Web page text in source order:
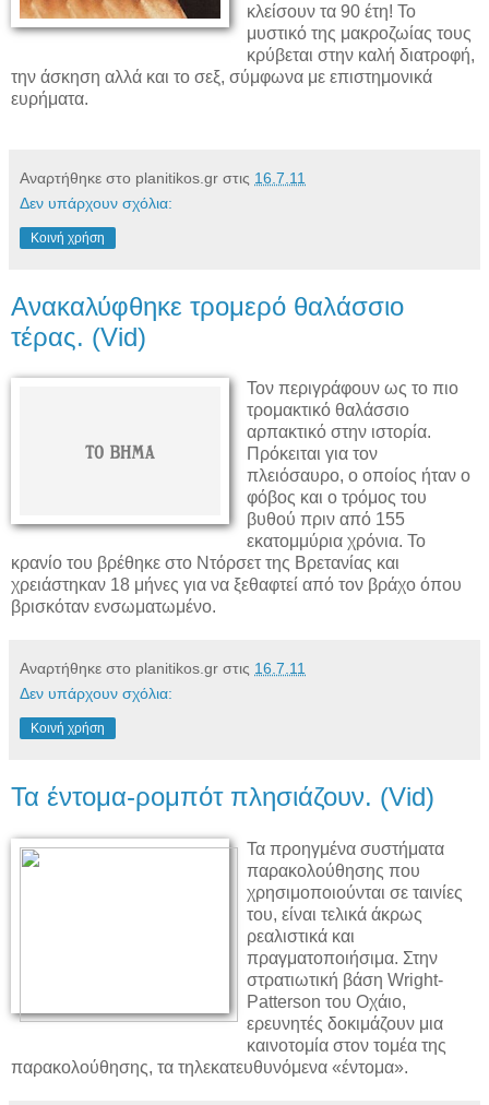
κλείσουν τα 90 έτη! Το
μυστικό της μακροζωίας τους
κρύβεται στην καλή διατροφή,
την άσκηση αλλά και το σεξ, σύμφωνα με επιστημονικά
ευρήματα.
Αναρτήθηκε στο planitikos.gr στις 16.7.11
Δεν υπάρχουν σχόλια:
Κοινή χρήση
Ανακαλύφθηκε τρομερό θαλάσσιο
τέρας. (Vid)
Τον περιγράφουν ως το πιο
τρομακτικό θαλάσσιο
αρπακτικό στην ιστορία.
Πρόκειται για τον
πλειόσαυρο, ο οποίος ήταν ο
φόβος και ο τρόμος του
βυθού πριν από 155
εκατομμύρια χρόνια. Το
κρανίο του βρέθηκε στο Ντόρσετ της Βρετανίας και
χρειάστηκαν 18 μήνες για να ξεθαφτεί από τον βράχο όπου
βρισκόταν ενσωματωμένο.
Αναρτήθηκε στο planitikos.gr στις 16.7.11
Δεν υπάρχουν σχόλια:
Κοινή χρήση
Τα έντομα-ρομπότ πλησιάζουν. (Vid)
Τα προηγμένα συστήματα
παρακολούθησης που
χρησιμοποιούνται σε ταινίες
του, είναι τελικά άκρως
ρεαλιστικά και
πραγματοποιήσιμα. Στην
στρατιωτική βάση Wright-
Patterson του Οχάιο,
ερευνητές δοκιμάζουν μια
καινοτομία στον τομέα της
παρακολούθησης, τα τηλεκατευθυνόμενα «έντομα».